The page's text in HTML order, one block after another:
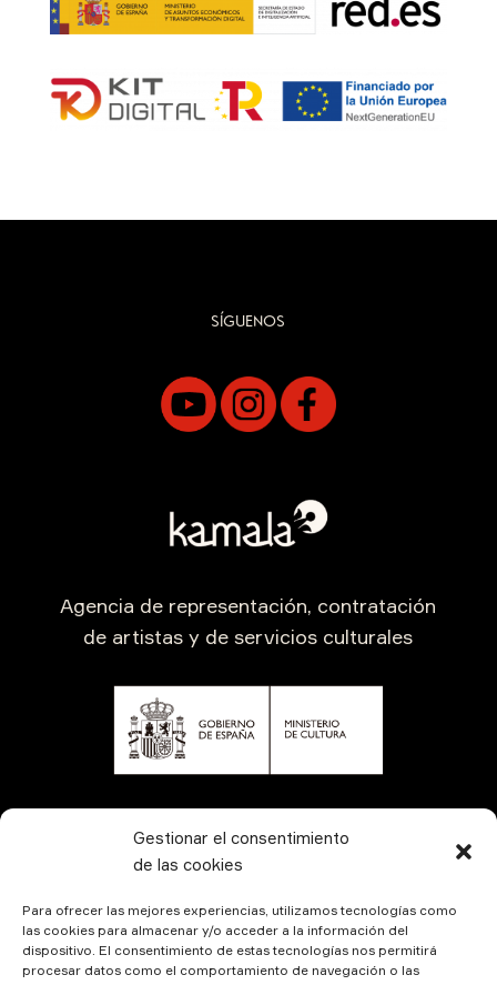
Gestionar el consentimiento
de las cookies
Para ofrecer las mejores experiencias, utilizamos tecnologías como
las cookies para almacenar y/o acceder a la información del
dispositivo. El consentimiento de estas tecnologías nos permitirá
procesar datos como el comportamiento de navegación o las
SÍGUENOS
Agencia de representación, contratación
de artistas y de servicios culturales